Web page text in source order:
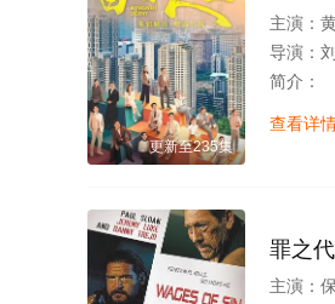
更新至235集
主演： 黄
导演：
简介：
查看详
罪之
主演： 保